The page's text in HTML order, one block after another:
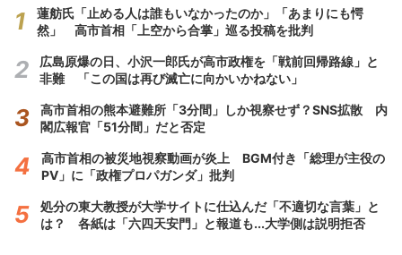
蓮舫氏「止める人は誰もいなかったのか」「あまりにも愕
然」 高市首相「上空から合掌」巡る投稿を批判
広島原爆の日、小沢一郎氏が高市政権を「戦前回帰路線」と
非難 「この国は再び滅亡に向かいかねない」
高市首相の熊本避難所「3分間」しか視察せず？SNS拡散 内
閣広報官「51分間」だと否定
高市首相の被災地視察動画が炎上 BGM付き「総理が主役の
PV」に「政権プロパガンダ」批判
処分の東大教授が大学サイトに仕込んだ「不適切な言葉」と
は？ 各紙は「六四天安門」と報道も...大学側は説明拒否